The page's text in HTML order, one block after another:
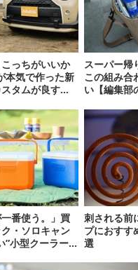
こっちがいいか
本気で作った新
タムが良すぎ
スーパー帰
この組み合
い【編集部
一番使う。」買
・ソロキャン
”小型クーラー
刺される前
プにおすす
選